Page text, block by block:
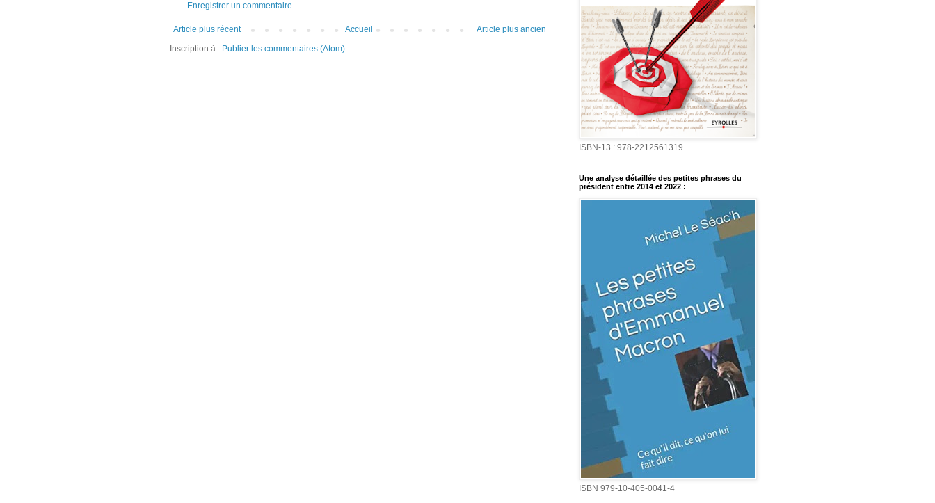
Enregistrer un commentaire
Article plus récent Article plus ancien
Accueil
Inscription à : Publier les commentaires (Atom)
ISBN-13 : 978-2212561319
Une analyse détaillée des petites phrases du
président entre 2014 et 2022 :
ISBN 979-10-405-0041-4